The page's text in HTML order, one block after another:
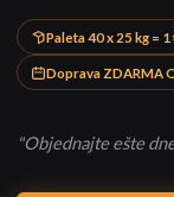
Paleta 40 x 25 kg =
Doprava ZDARMA
"Objednajte ešte